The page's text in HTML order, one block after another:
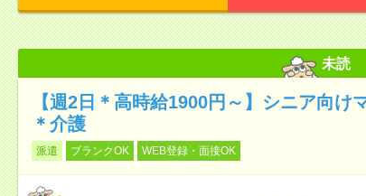
未読
【週2日＊高時給1900円～】シニア向け
＊介護
派遣 ブランクOK WEB登録・面接OK